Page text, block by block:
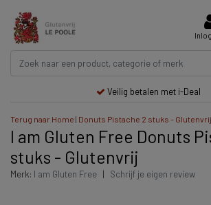
Veilig betalen met i-Deal
Terug naar Home | Donuts Pistache 2 stuks - Glutenvrij
I am Gluten Free Donuts
stuks - Glutenvrij
Merk: I am Gluten Free | Schrijf je eigen review